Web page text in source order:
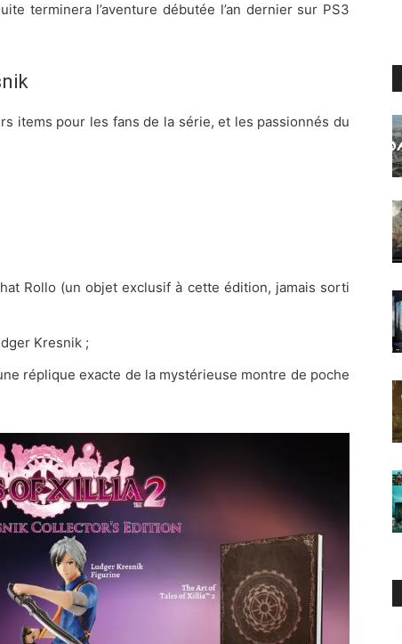
terminera l’aventure débutée l’an dernier sur PS3
items pour les fans de la série, et les passionnés du
Rollo (un objet exclusif à cette édition, jamais sorti
Kresnik ;
réplique exacte de la mystérieuse montre de poche